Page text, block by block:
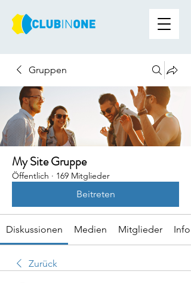
Gruppen
My Site Gruppe
Öffentlich · 169 Mitglieder
Beitreten
Diskussionen Medien Mitglieder Info
Zurück